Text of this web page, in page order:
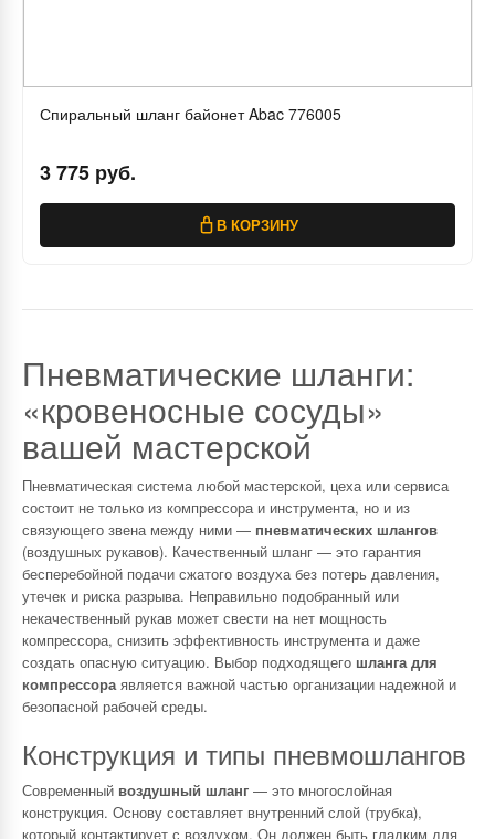
Спиральный шланг байонет Abac 776005
3 775 руб.
В КОРЗИНУ
Пневматические шланги:
«кровеносные сосуды»
вашей мастерской
Пневматическая система любой мастерской, цеха или сервиса
состоит не только из компрессора и инструмента, но и из
связующего звена между ними — пневматических шлангов
(воздушных рукавов). Качественный шланг — это гарантия
бесперебойной подачи сжатого воздуха без потерь давления,
утечек и риска разрыва. Неправильно подобранный или
некачественный рукав может свести на нет мощность
компрессора, снизить эффективность инструмента и даже
создать опасную ситуацию. Выбор подходящего шланга для
компрессораявляется важной частью организации надежной и
безопасной рабочей среды.
Конструкция и типы пневмошлангов
Современный воздушный шланг — это многослойная
конструкция. Основу составляет внутренний слой (трубка),
который контактирует с воздухом. Он должен быть гладким для